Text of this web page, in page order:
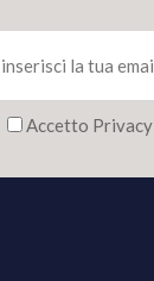
Accetto Privacy